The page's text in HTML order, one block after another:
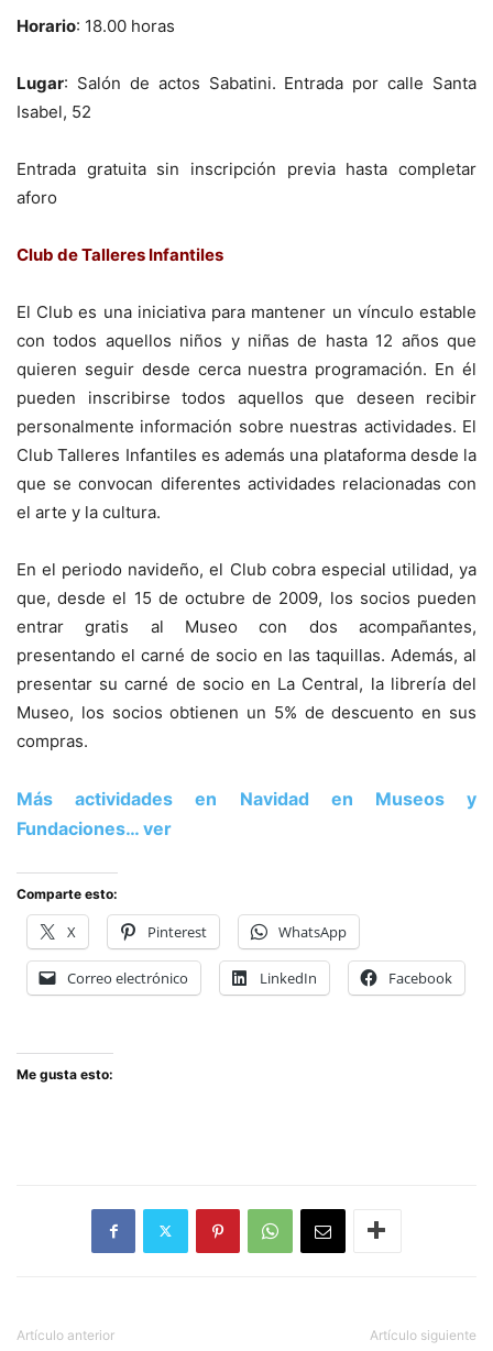
Horario: 18.00 horas
Lugar: Salón de actos Sabatini. Entrada por calle Santa
Isabel, 52
Entrada gratuita sin inscripción previa hasta completar
aforo
Club de Talleres Infantiles
El Club es una iniciativa para mantener un vínculo estable
con todos aquellos niños y niñas de hasta 12 años que
quieren seguir desde cerca nuestra programación. En él
pueden inscribirse todos aquellos que deseen recibir
personalmente información sobre nuestras actividades. El
Club Talleres Infantiles es además una plataforma desde la
que se convocan diferentes actividades relacionadas con
el arte y la cultura.
En el periodo navideño, el Club cobra especial utilidad, ya
que, desde el 15 de octubre de 2009, los socios pueden
entrar gratis al Museo con dos acompañantes,
presentando el carné de socio en las taquillas. Además, al
presentar su carné de socio en La Central, la librería del
Museo, los socios obtienen un 5% de descuento en sus
compras.
Más actividades en Navidad en Museos y
Fundaciones… ver
Comparte esto:
X Pinterest WhatsApp
Correo electrónico LinkedIn Facebook
Me gusta esto:
Artículo anterior Artículo siguiente